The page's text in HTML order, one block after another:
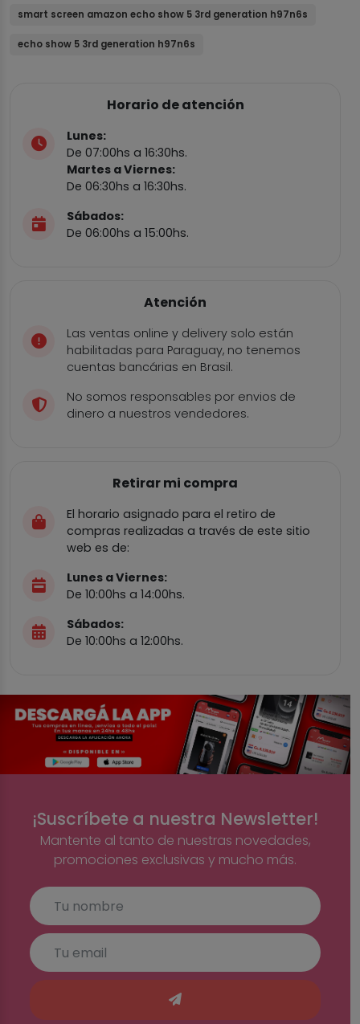
smart screen amazon echo show 5 3rd generation h97n6s
echo show 5 3rd generation h97n6s
Horario de atención
Lunes:
De 07:00hs a 16:30hs.
Martes a Viernes:
De 06:30hs a 16:30hs.
Sábados:
De 06:00hs a 15:00hs.
Atención
Las ventas online y delivery solo están
habilitadas para Paraguay, no tenemos
cuentas bancárias en Brasil.
No somos responsables por envios de
dinero a nuestros vendedores.
Retirar mi compra
El horario asignado para el retiro de
compras realizadas a través de este sitio
web es de:
Lunes a Viernes:
De 10:00hs a 14:00hs.
Sábados:
De 10:00hs a 12:00hs.
¡Suscríbete a nuestra Newsletter!
Mantente al tanto de nuestras novedades,
promociones exclusivas y mucho más.